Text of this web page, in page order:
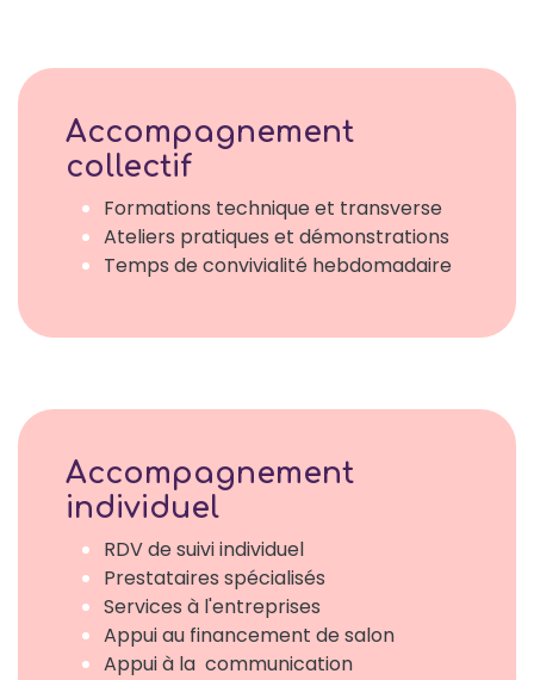
Accompagnement
collectif
Formations technique et transverse
Ateliers pratiques et démonstrations
Temps de convivialité hebdomadaire
Accompagnement
individuel
RDV de suivi individuel
Prestataires spécialisés
Services à l'entreprises
Appui au financement de salon
Appui à la communication